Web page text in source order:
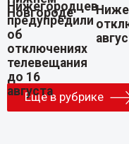
Еще в рубрике